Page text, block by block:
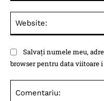
Salvați numele meu,
browser pentru data viitoare